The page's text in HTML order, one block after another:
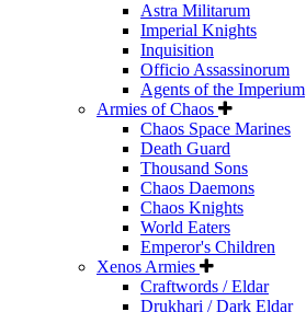
Astra Militarum
Imperial Knights
Inquisition
Officio Assassinorum
Agents of the Imperium
Armies of Chaos
Chaos Space Marines
Death Guard
Thousand Sons
Chaos Daemons
Chaos Knights
World Eaters
Emperor's Children
Xenos Armies
Craftwords / Eldar
Drukhari / Dark Eldar